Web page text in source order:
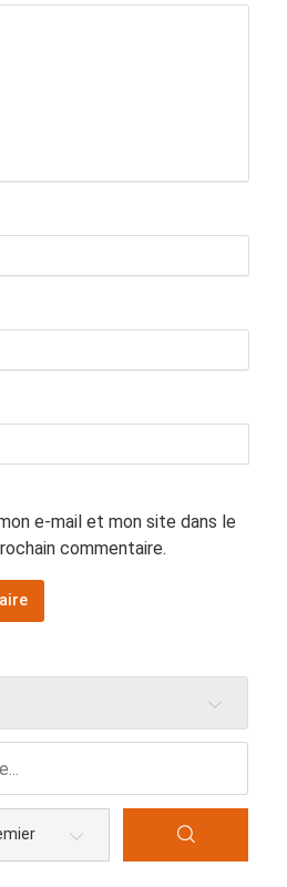
e-mail et mon site dans le
commentaire.